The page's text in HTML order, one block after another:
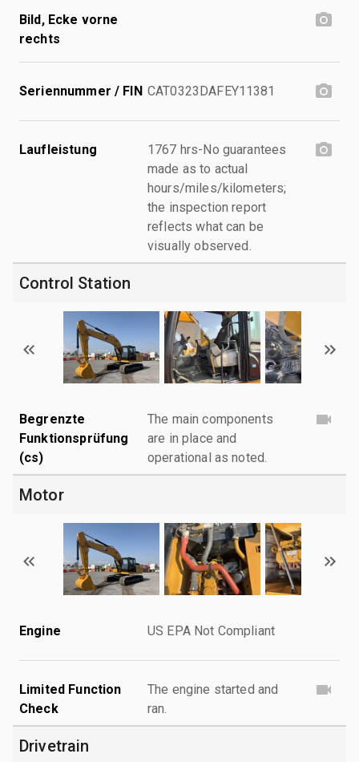
Bild, Ecke vorne
rechts
Seriennummer / FIN CAT0323DAFEY11381
Laufleistung
1767 hrs-No guarantees
made as to actual
hours/miles/kilometers;
the inspection report
reflects what can be
visually observed.
Control Station
Begrenzte
Funktionsprüfung
(cs)
The main components
are in place and
operational as noted.
Motor
Engine US EPA Not Compliant
Limited Function
Check
The engine started and
ran.
Drivetrain